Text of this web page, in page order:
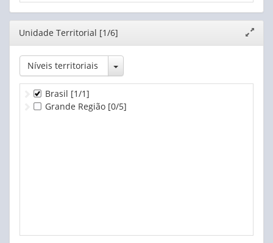
Editor
janela
Unidade Territorial [1/6]
Níveis territoriais Toggle Dropdown
Brasil [1/1]
Grande Região [0/5]